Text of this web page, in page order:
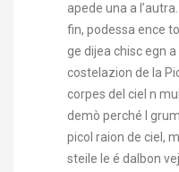
apede una a
fin, podessa ence
ge dijea chisc egn
costelazion de la
corpes del ciel n
demò perché l
picol raion de ciel,
steile le é dalbon